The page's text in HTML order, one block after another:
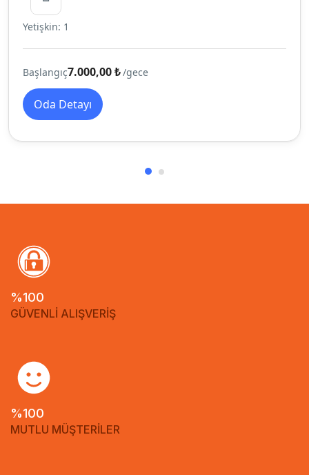
Yetişkin: 1
Başlangıç7.000,00 ₺/gece
Oda Detayı
%100
GÜVENLİ ALIŞVERİŞ
%100
MUTLU MÜŞTERİLER